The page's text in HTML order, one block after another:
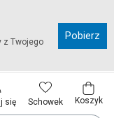
z Twojego
Pobierz
się Schowek Koszyk